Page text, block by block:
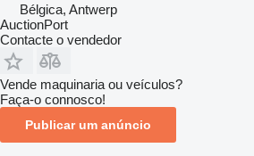
Bélgica, Antwerp
AuctionPort
Contacte o vendedor
Vende maquinaria ou veículos?
Faça-o connosco!
Publicar um anúncio